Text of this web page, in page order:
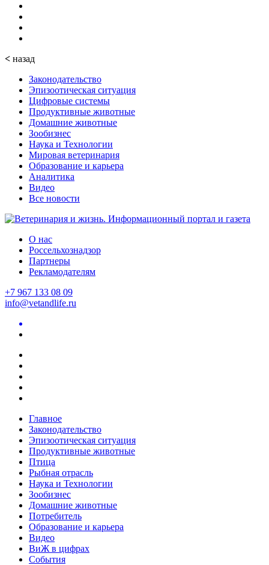
< назад
Законодательство
Эпизоотическая ситуация
Цифровые системы
Продуктивные животные
Домашние животные
Зообизнес
Наука и Технологии
Мировая ветеринария
Образование и карьера
Аналитика
Видео
Все новости
О нас
Россельхознадзор
Партнеры
Рекламодателям
+7 967 133 08 09
info@vetandlife.ru
Главное
Законодательство
Эпизоотическая ситуация
Продуктивные животные
Птица
Рыбная отрасль
Наука и Технологии
Зообизнес
Домашние животные
Потребитель
Образование и карьера
Видео
ВиЖ в цифрах
События